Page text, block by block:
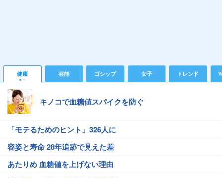
健康 芸能 ゴシップ 女子 トレンド
キノコで血糖値スパイクを防ぐ
「モテるためのヒント」326人に
容姿と寿命 28年追跡で見えた差
あたりめ 血糖値を上げない理由